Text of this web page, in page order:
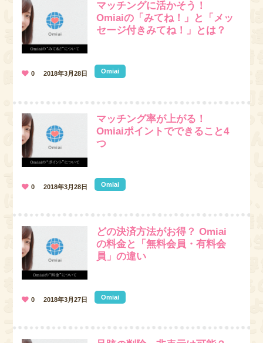
マッチングに活かそう！
Omiaiの「みてね！」と「メッ
セージ付きみてね！」とは？
Omiai
0 2018年3月28日
マッチング率が上がる！
Omiaiポイントでできること4
つ
Omiai
0 2018年3月28日
どの決済方法がお得？ Omiai
の料金と「無料会員・有料会
員」の違い
Omiai
0 2018年3月27日